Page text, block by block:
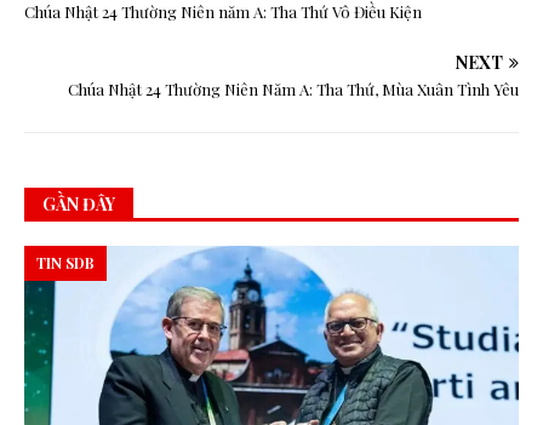
Chúa Nhật 24 Thường Niên năm A: Tha Thứ Vô Điều Kiện
NEXT
Chúa Nhật 24 Thường Niên Năm A: Tha Thứ, Mùa Xuân Tình Yêu
GẦN ĐÂY
TIN SDB